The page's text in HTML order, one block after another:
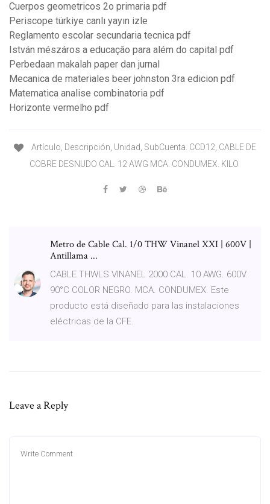
Cuerpos geometricos 2o primaria pdf
Periscope türkiye canlı yayın izle
Reglamento escolar secundaria tecnica pdf
István mészáros a educação para além do capital pdf
Perbedaan makalah paper dan jurnal
Mecanica de materiales beer johnston 3ra edicion pdf
Matematica analise combinatoria pdf
Horizonte vermelho pdf
Artículo, Descripción, Unidad, SubCuenta. CCD12, CABLE DE
COBRE DESNUDO CAL. 12 AWG MCA. CONDUMEX. KILO
Metro de Cable Cal. 1/0 THW Vinanel XXI | 600V |
Antillama ...
CABLE THWLS VINANEL 2000 CAL. 10 AWG. 600V.
90°C COLOR NEGRO. MCA. CONDUMEX. Este
producto está diseñado para las instalaciones
eléctricas de la CFE.
Leave a Reply